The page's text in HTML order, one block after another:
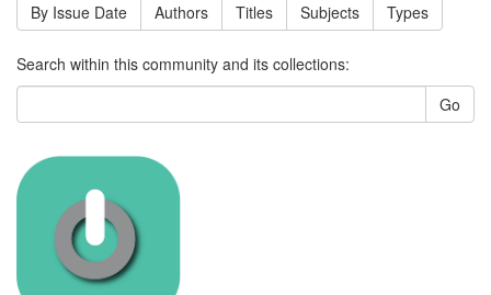
By Issue Date Authors Titles Subjects Types
Search within this community and its collections:
Go